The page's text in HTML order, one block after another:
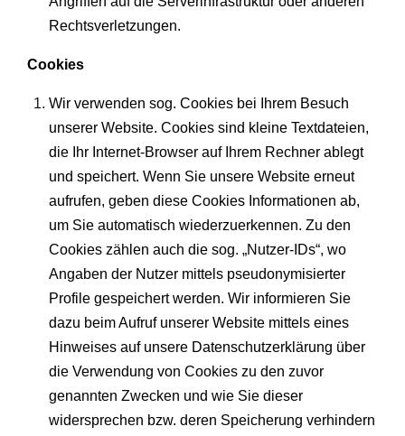
Rechtsverletzungen.
Cookies
Wir verwenden sog. Cookies bei Ihrem Besuch
unserer Website. Cookies sind kleine Textdateien,
die Ihr Internet-Browser auf Ihrem Rechner ablegt
und speichert. Wenn Sie unsere Website erneut
aufrufen, geben diese Cookies Informationen ab,
um Sie automatisch wiederzuerkennen. Zu den
Cookies zählen auch die sog. „Nutzer-IDs“, wo
Angaben der Nutzer mittels pseudonymisierter
Profile gespeichert werden. Wir informieren Sie
dazu beim Aufruf unserer Website mittels eines
Hinweises auf unsere Datenschutzerklärung über
die Verwendung von Cookies zu den zuvor
genannten Zwecken und wie Sie dieser
widersprechen bzw. deren Speicherung verhindern